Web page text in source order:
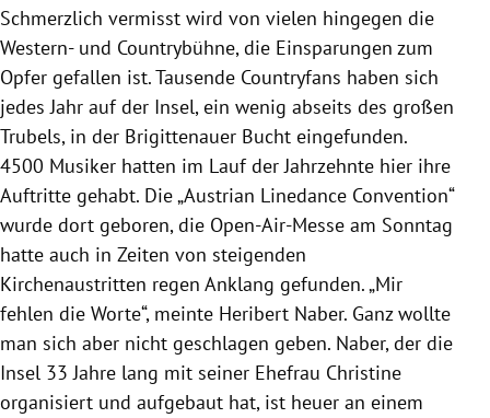
Schmerzlich vermisst wird von vielen hingegen die
Western- und Countrybühne, die Einsparungen zum
Opfer gefallen ist. Tausende Countryfans haben sich
jedes Jahr auf der Insel, ein wenig abseits des großen
Trubels, in der Brigittenauer Bucht eingefunden.
4500 Musiker hatten im Lauf der Jahrzehnte hier ihre
Auftritte gehabt. Die „Austrian Linedance Convention“
wurde dort geboren, die Open-Air-Messe am Sonntag
hatte auch in Zeiten von steigenden
Kirchenaustritten regen Anklang gefunden. „Mir
fehlen die Worte“, meinte Heribert Naber. Ganz wollte
man sich aber nicht geschlagen geben. Naber, der die
Insel 33 Jahre lang mit seiner Ehefrau Christine
organisiert und aufgebaut hat, ist heuer an einem